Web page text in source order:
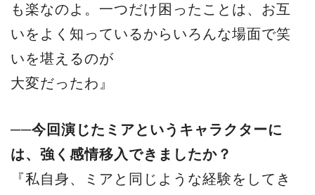
も楽なのよ。一つだけ困ったことは、お互
いをよく知っているからいろんな場面で笑
いを堪えるのが
大変だったわ』
──今回演じたミアというキャラクターに
は、強く感情移入できましたか？
『私自身、ミアと同じような経験をしてき